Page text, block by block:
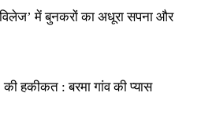
में बुनकरों का अधूरा सपना और
हकीकत : बरमा गांव की प्यास